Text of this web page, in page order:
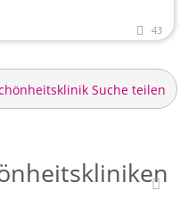
43
Suche teilen